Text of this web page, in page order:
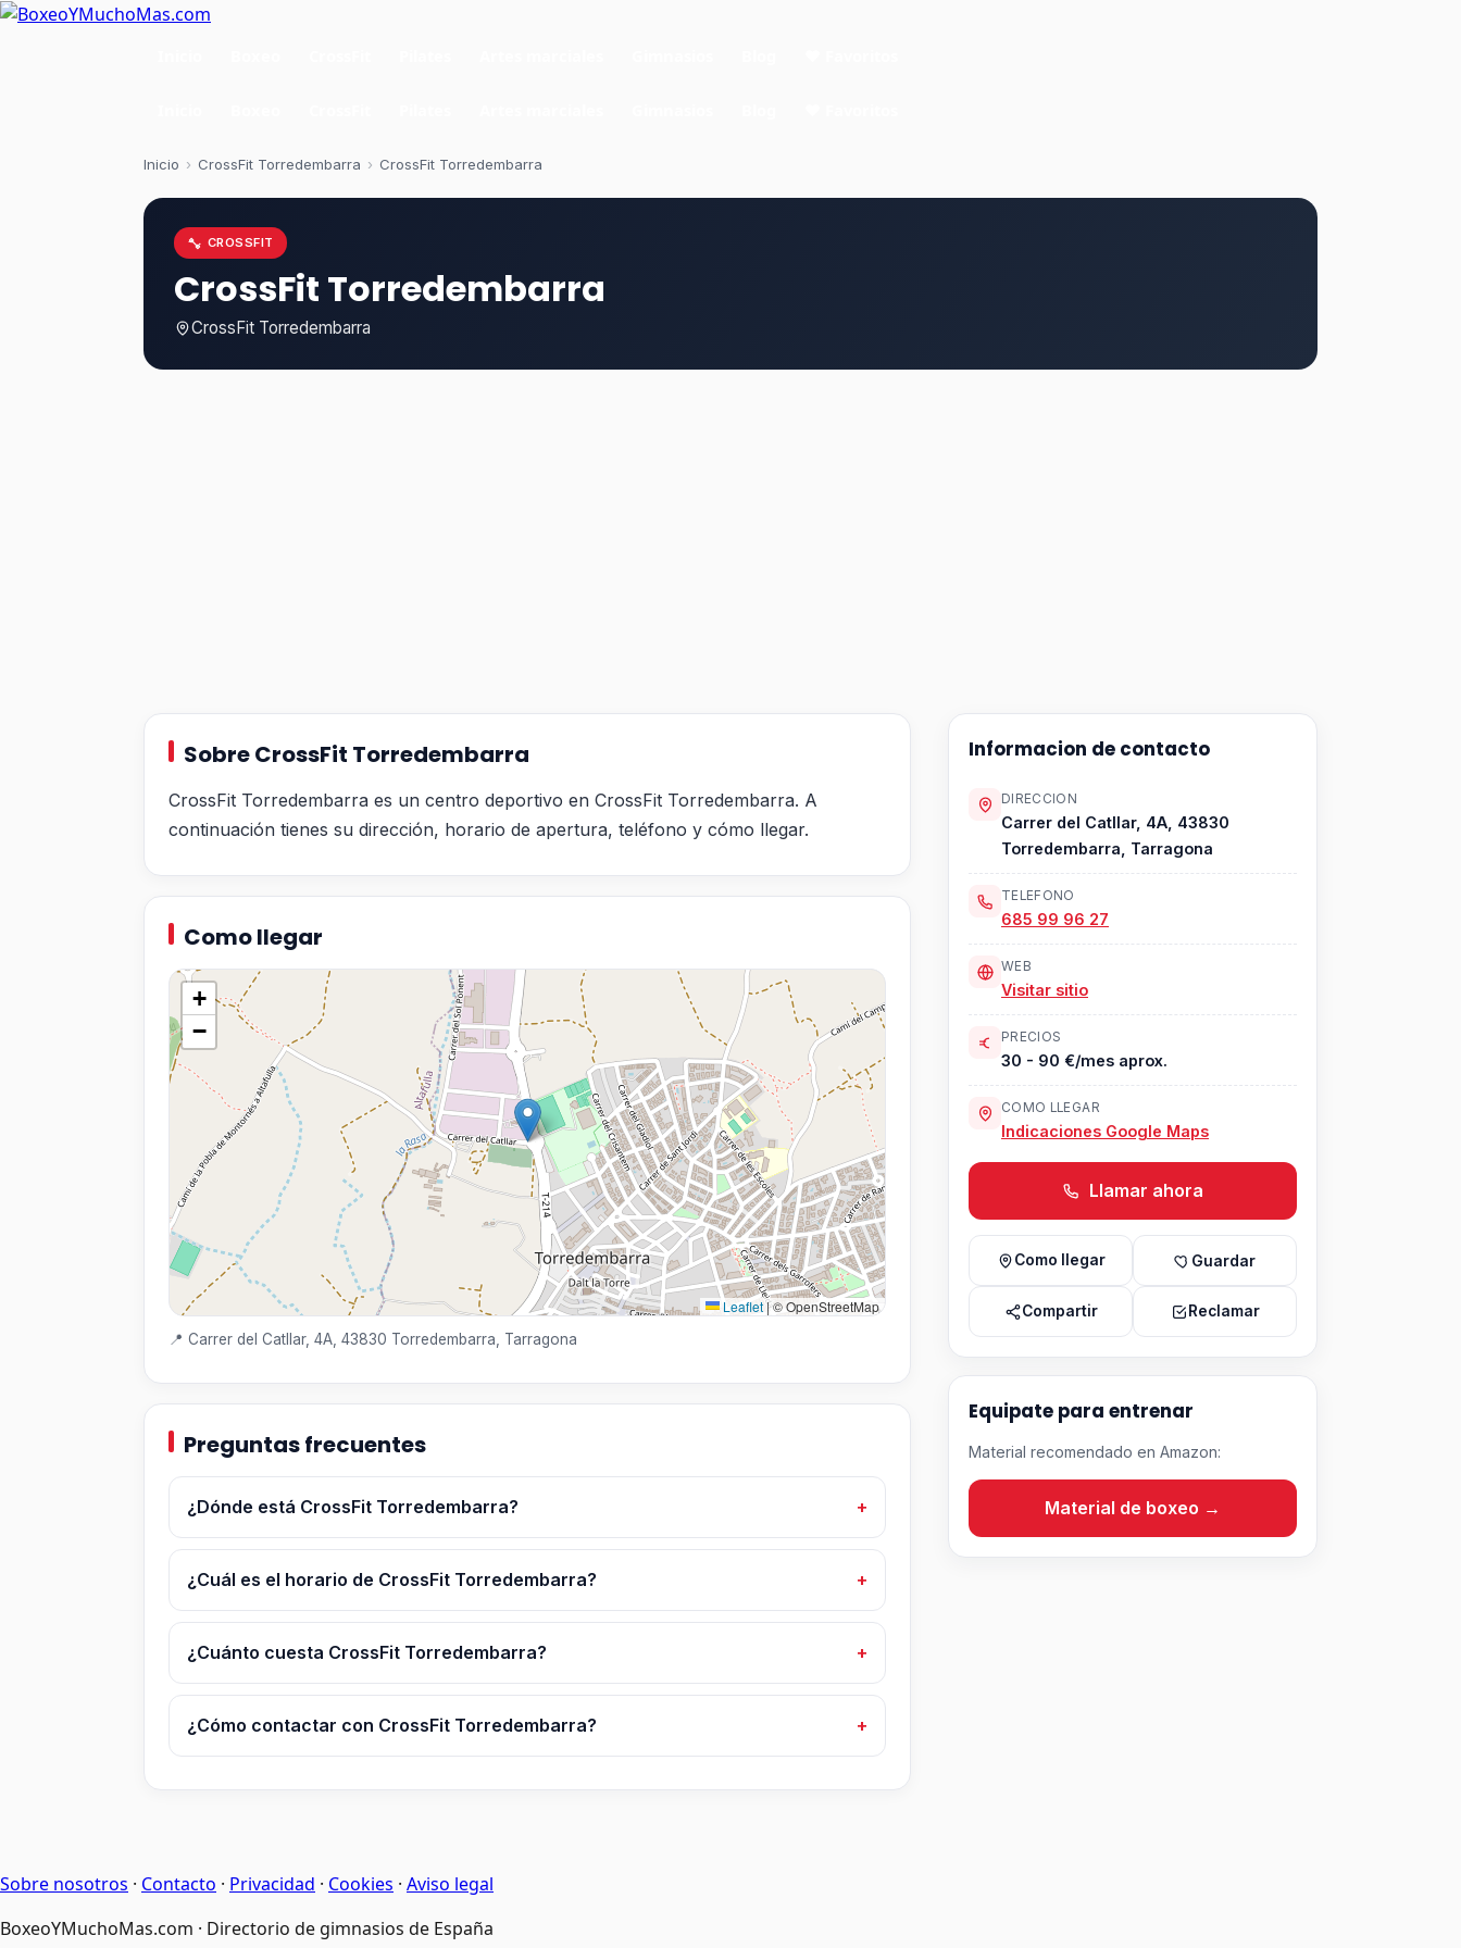
Inicio › CrossFit Torredembarra › CrossFit Torredembarra
CROSSFIT
CrossFit Torredembarra
CrossFit Torredembarra
Sobre CrossFit Torredembarra
CrossFit Torredembarra es un centro deportivo en CrossFit Torredembarra. A
continuación tienes su dirección, horario de apertura, teléfono y cómo llegar.
Como llegar
+
−
Leaflet|© OpenStreetMap
📍 Carrer del Catllar, 4A, 43830 Torredembarra, Tarragona
Preguntas frecuentes
¿Dónde está CrossFit Torredembarra?
¿Cuál es el horario de CrossFit Torredembarra?
¿Cuánto cuesta CrossFit Torredembarra?
¿Cómo contactar con CrossFit Torredembarra?
Informacion de contacto
DIRECCION
Carrer del Catllar, 4A, 43830
Torredembarra, Tarragona
TELEFONO
685 99 96 27
WEB
Visitar sitio
PRECIOS
30 - 90 €/mes aprox.
COMO LLEGAR
Indicaciones Google Maps
Llamar ahora
Como llegar Guardar
Compartir Reclamar
Equipate para entrenar
Material recomendado en Amazon:
Material de boxeo →
Sobre nosotros · Contacto · Privacidad · Cookies · Aviso legal
BoxeoYMuchoMas.com · Directorio de gimnasios de España